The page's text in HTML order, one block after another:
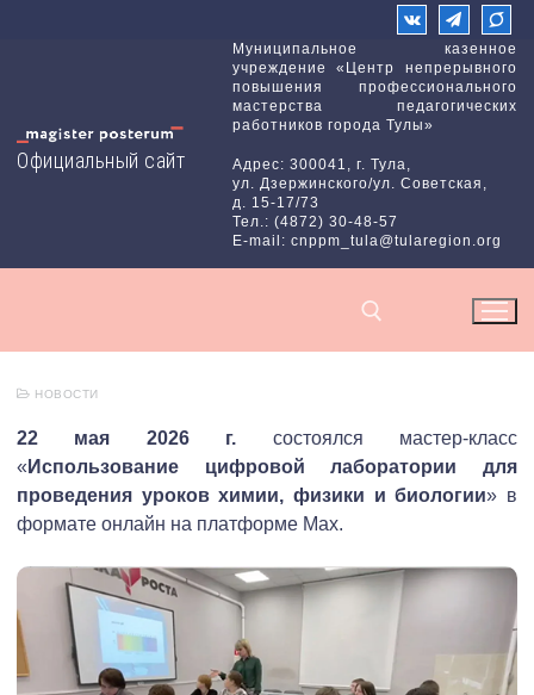
Официальный сайт
Муниципальное казенное
учреждение «Центр непрерывного
повышения профессионального
мастерства педагогических
работников города Тулы»
Адрес: 300041, г. Тула,
ул. Дзержинского/ул. Советская,
д. 15-17/73
Тел.: (4872) 30-48-57
E-mail: cnppm_tula@tularegion.org
НОВОСТИ
22 мая 2026 г. состоялся мастер-класс
« Использование цифровой лаборатории для
проведения уроков химии, физики и биологии» в
формате онлайн на платформе Max.